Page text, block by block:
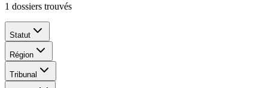
1 dossiers trouvés
Statut
Région
Tribunal